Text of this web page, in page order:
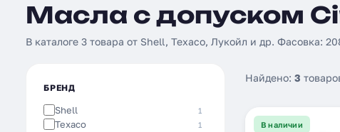
Масла с допуском
В каталоге 3 товара от Shell, Texaco, Лукойл и др. Фасовка:
БРЕНД
Shell 1
Texaco 1
Найдено: 3
В наличии